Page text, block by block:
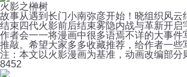
火影之榊树
故事从遇到长门小南弥彦开始！晓组织风云
结束四代火影前后结束雾隐内战与革新开启
作者会一一将漫画中很多语焉不详的大事件
推敲。希望大家多多收藏推荐，给作者一些
注：本文以火影漫画为基准，动画改编部分
8452